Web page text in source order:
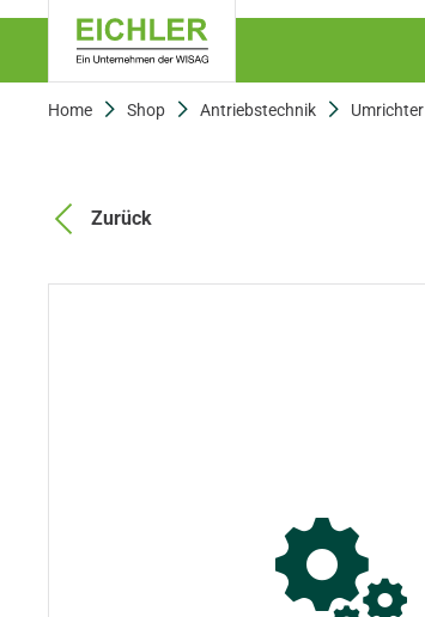
Home Shop Antriebstechnik Umrichter
Zurück